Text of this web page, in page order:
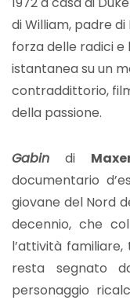
di William, padre
forza delle radici e
istantanea su un
contraddittorio,
della passione.
Gabin di
documentario
giovane del Nord
decennio, che
l’attività
resta segnato
personaggio